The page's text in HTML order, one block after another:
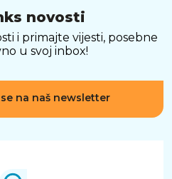
novosti
i primajte vijesti, posebne
u svoj inbox!
na naš newsletter